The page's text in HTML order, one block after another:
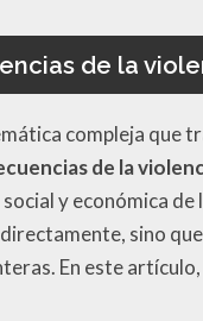
de la
compleja que
de la
y económica
sino
En este